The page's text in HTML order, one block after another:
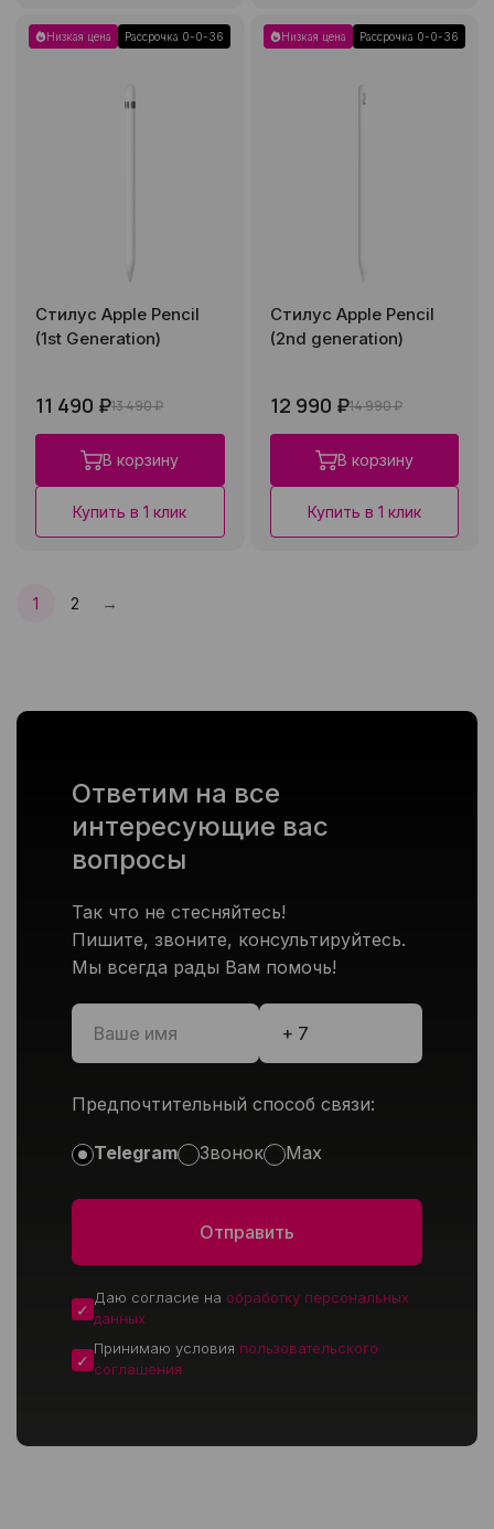
Низкая цена Рассрочка 0-0-36
Стилус Apple Pencil
(1st Generation)
11 490 ₽13 490 ₽
В корзину
Купить в 1 клик
Низкая цена Рассрочка 0-0-36
Стилус Apple Pencil
(2nd generation)
12 990 ₽14 990 ₽
В корзину
Купить в 1 клик
1 2 →След.
Ответим на все
интересующие вас
вопросы
Так что не стесняйтесь!
Пишите, звоните, консультируйтесь.
Мы всегда рады Вам помочь!
Предпочтительный способ связи:
Telegram Звонок Max
Даю согласие на обработку персональных
данных
Принимаю условия пользовательского
соглашения